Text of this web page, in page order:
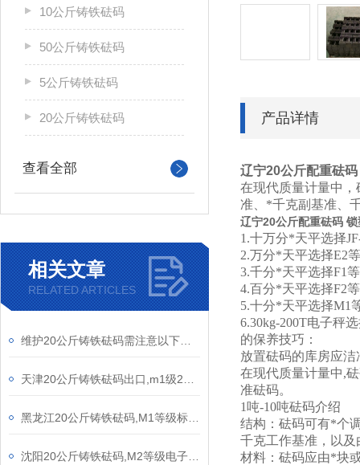
10公斤铸铁砝码
50公斤铸铁砝码
5公斤铸铁砝码
20公斤铸铁砝码
查看全部
相关文章
RELATED ARTICLES
产品详情
辽宁20公斤配重砝
在现代质量计量中
准、*千克副基准、
辽宁20公斤配重砝码
1.十万分*天平选择
2.万分*天平选择E2
3.千分*天平选择F1
4.百分*天平选择F2
5.十分*天平选择M1
6.30kg-200T电子秤
的保养技巧：
放置砝码的库房应
在现代质量计量中,
准砝码。
1吨-10吨砝码介绍
结构：砝码可有*个
千克工作基准，以
材料：砝码应由*块